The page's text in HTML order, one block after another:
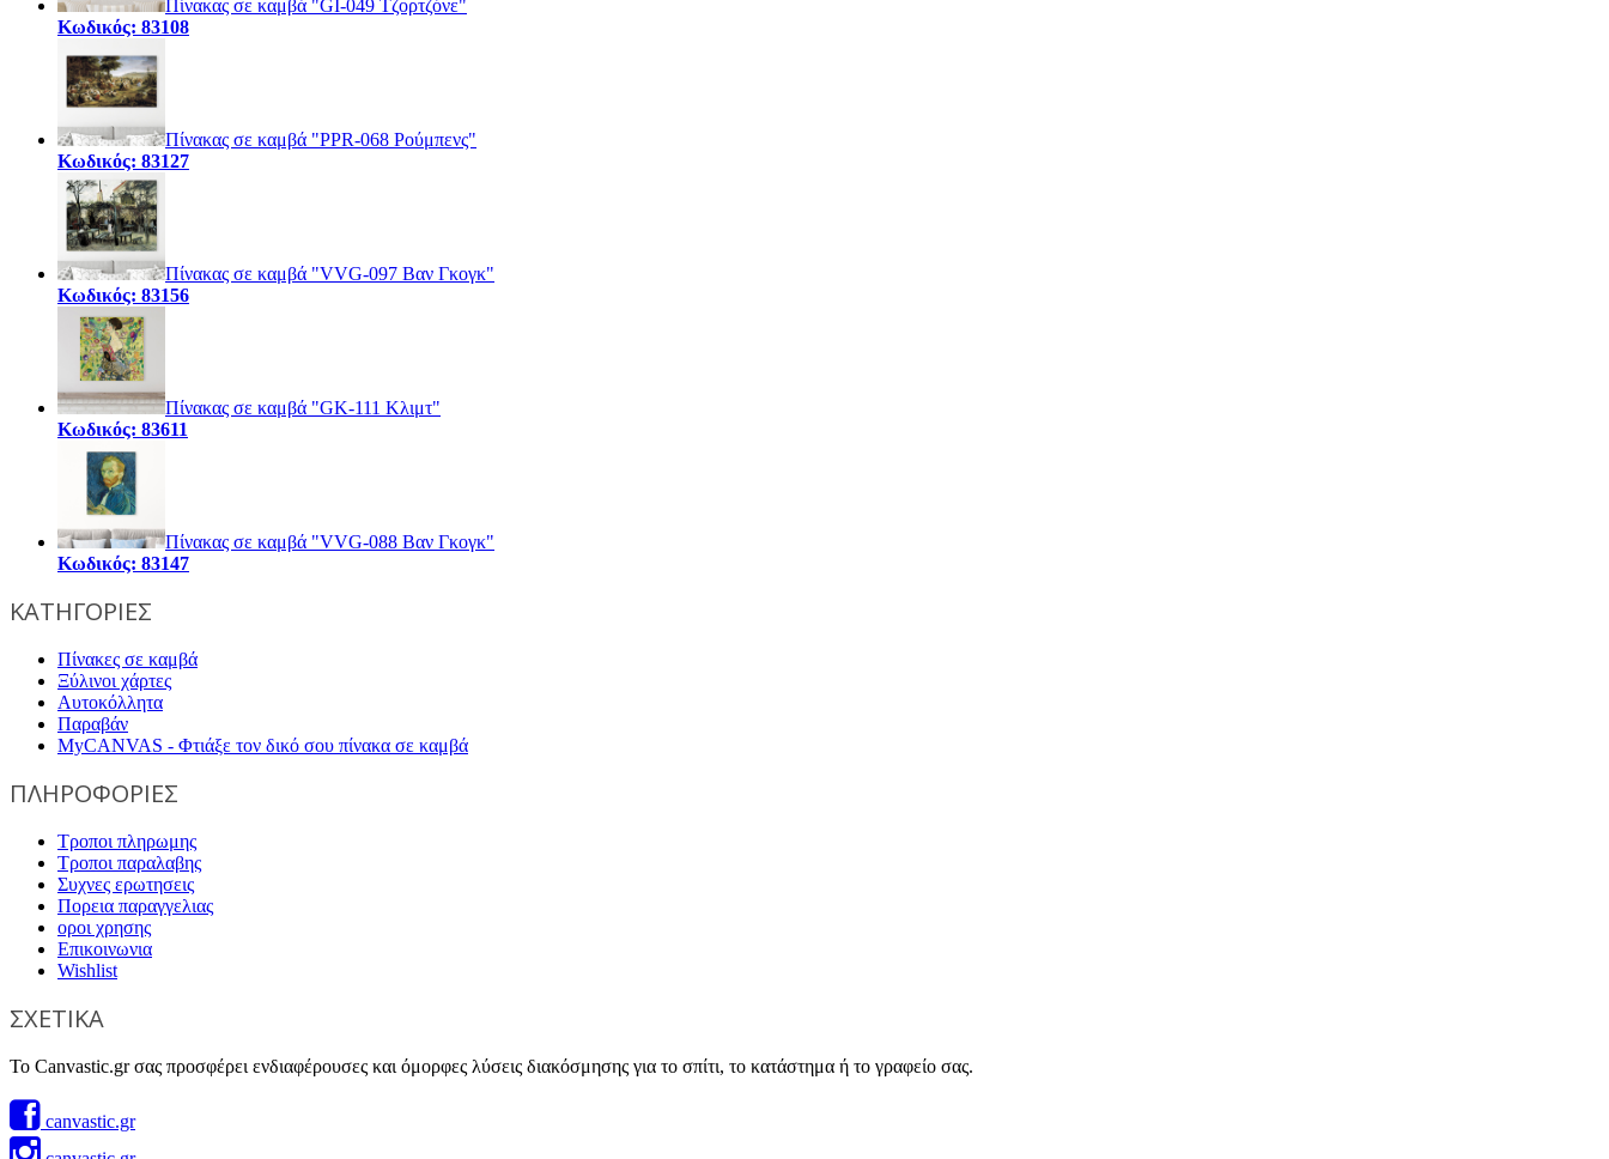
Πίνακας σε καμβά "GI-049 Τζορτζόνε"
Κωδικός: 83108
Πίνακας σε καμβά "PPR-068 Ρούμπενς"
Κωδικός: 83127
Πίνακας σε καμβά "VVG-097 Βαν Γκογκ"
Κωδικός: 83156
Πίνακας σε καμβά "GK-111 Κλιμτ"
Κωδικός: 83611
Πίνακας σε καμβά "VVG-088 Βαν Γκογκ"
Κωδικός: 83147
ΚΑΤΗΓΟΡΙΕΣ
Πίνακες σε καμβά
Ξύλινοι χάρτες
Αυτοκόλλητα
Παραβάν
MyCANVAS - Φτιάξε τον δικό σου πίνακα σε καμβά
ΠΛΗΡΟΦΟΡΙΕΣ
Τροποι πληρωμης
Τροποι παραλαβης
Συχνες ερωτησεις
Πορεια παραγγελιας
οροι χρησης
Επικοινωνια
Wishlist
ΣΧΕΤΙΚΑ
Το Canvastic.gr σας προσφέρει ενδιαφέρουσες και όμορφες λύσεις διακόσμησης για το σπίτι, το κατάστημα ή το γραφείο σας.
canvastic.gr